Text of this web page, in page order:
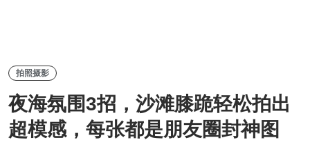
拍照摄影
夜海氛围3招，沙滩膝跪轻松拍出
超模感，每张都是朋友圈封神图